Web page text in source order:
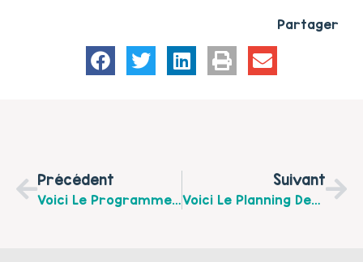
Partager
Précédent
Voici Le Programme Des Activités Familiales De La Maison De Quartier Centre De Mai À Juillet
Suivant
Voici Le Planning Des Ateliers Parents/enfants De L’Association DSU Pour Le Mois De Mai